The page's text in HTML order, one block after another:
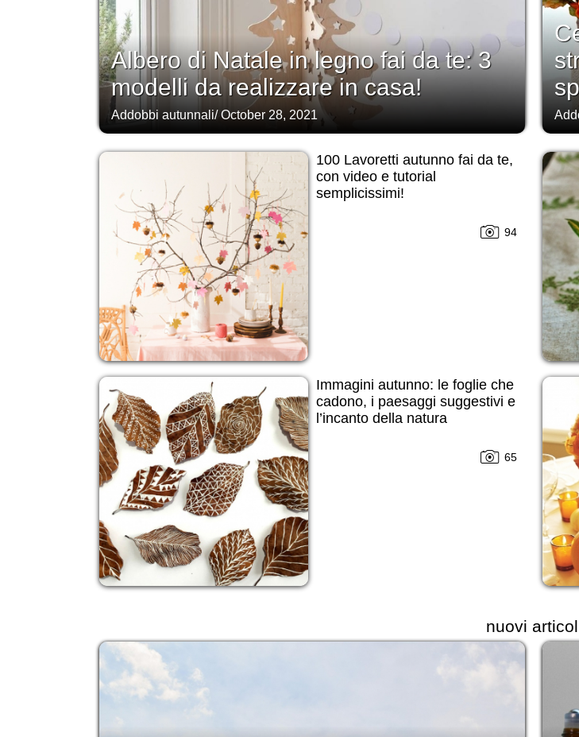
Albero di Natale in legno fai da te: 3
modelli da realizzare in casa!
Addobbi autunnali/October 28, 2021
100 Lavoretti autunno fai da te,
con video e tutorial
semplicissimi!
94
Immagini autunno: le foglie che
cadono, i paesaggi suggestivi e
l’incanto della natura
65
nuovi